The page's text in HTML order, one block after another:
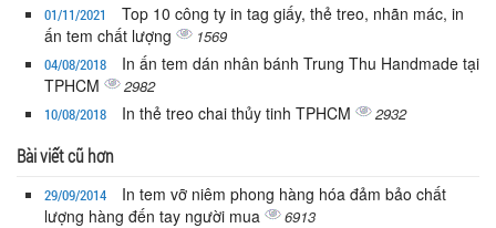
01/11/2021
Top 10 công ty in tag giấy, thẻ treo, nhãn mác, in
ấn tem chất lượng
1569
04/08/2018
In ấn tem dán nhân bánh Trung Thu Handmade tại
TPHCM
2982
10/08/2018 In thẻ treo chai thủy tinh TPHCM 2932
Bài viết cũ hơn
29/09/2014
In tem vỡ niêm phong hàng hóa đảm bảo chất
lượng hàng đến tay người mua
6913